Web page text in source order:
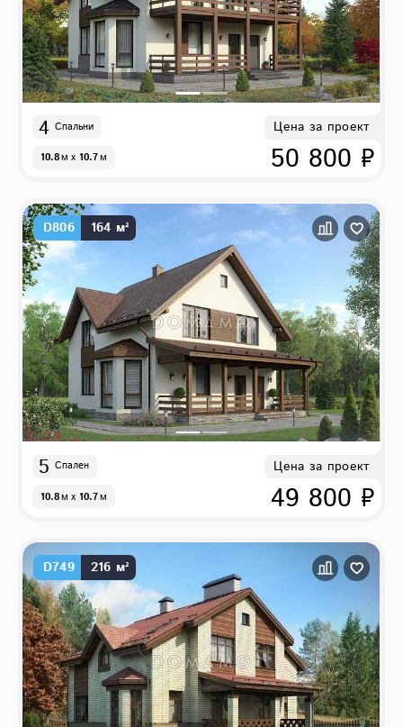
4 Спальни
10.8м x 10.7м
Цена за проект
50 800 ₽
D806 164 м²
5 Спален
10.8м x 10.7м
Цена за проект
49 800 ₽
D749 216 м²